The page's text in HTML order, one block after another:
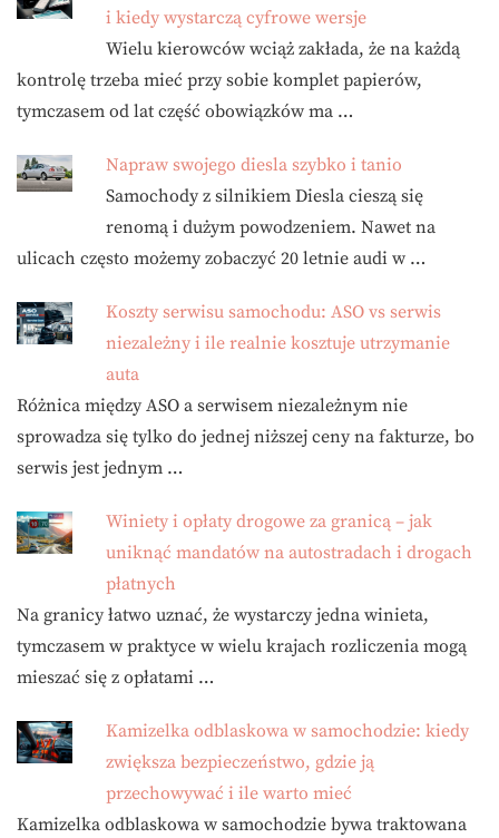
i kiedy wystarczą cyfrowe wersje
Wielu kierowców wciąż zakłada, że na każdą
kontrolę trzeba mieć przy sobie komplet papierów,
tymczasem od lat część obowiązków ma …
Napraw swojego diesla szybko i tanio
Samochody z silnikiem Diesla cieszą się
renomą i dużym powodzeniem. Nawet na
ulicach często możemy zobaczyć 20 letnie audi w …
Koszty serwisu samochodu: ASO vs serwis
niezależny i ile realnie kosztuje utrzymanie
auta
Różnica między ASO a serwisem niezależnym nie
sprowadza się tylko do jednej niższej ceny na fakturze, bo
serwis jest jednym …
Winiety i opłaty drogowe za granicą – jak
uniknąć mandatów na autostradach i drogach
płatnych
Na granicy łatwo uznać, że wystarczy jedna winieta,
tymczasem w praktyce w wielu krajach rozliczenia mogą
mieszać się z opłatami …
Kamizelka odblaskowa w samochodzie: kiedy
zwiększa bezpieczeństwo, gdzie ją
przechowywać i ile warto mieć
Kamizelka odblaskowa w samochodzie bywa traktowana